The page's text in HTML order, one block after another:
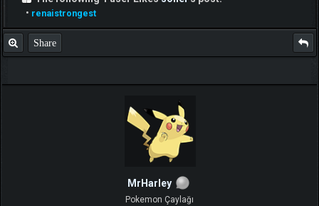
• renaistrongest
Share
MrHarley
Pokemon Çaylağı